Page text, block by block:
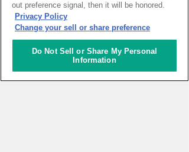
PAGE TOP
> イベントカレンダー
out preference signal, then it will be honored.
Privacy Policy
Change your sell or share preference
Do Not Sell or Share My Personal
Information